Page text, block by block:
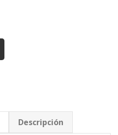
Descripción